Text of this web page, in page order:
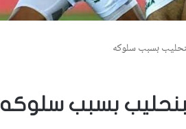
بسبب سلوكه
بسبب سلوكه